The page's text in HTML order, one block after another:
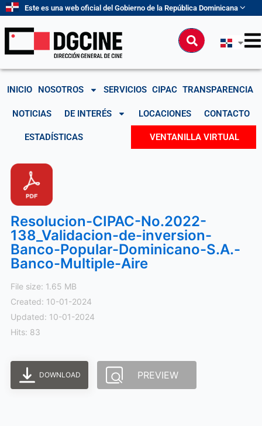
contenido
Este es una web oficial del Gobierno de la República Dominicana
Buscar
INICIO NOSOTROS SERVICIOS CIPAC TRANSPARENCIA
NOTICIAS DE INTERÉS LOCACIONES CONTACTO
ESTADÍSTICAS VENTANILLA VIRTUAL
Resolucion-CIPAC-No.2022-
138_Validacion-de-inversion-
Banco-Popular-Dominicano-S.A.-
Banco-Multiple-Aire
File size: 1.65 MB
Created: 10-01-2024
Updated: 10-01-2024
Hits: 83
DOWNLOAD PREVIEW